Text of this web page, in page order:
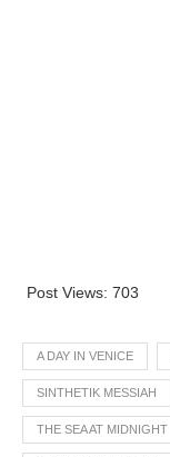
Post Views: 703
A DAY IN VENICE
SINTHETIK MESSIAH
THE SEA AT MIDNIGHT